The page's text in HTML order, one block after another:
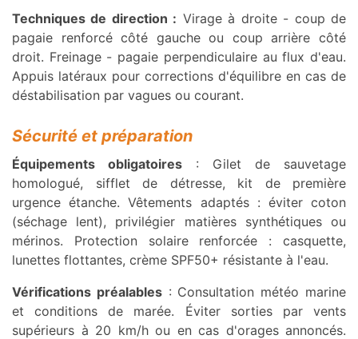
Techniques de direction : Virage à droite - coup de
pagaie renforcé côté gauche ou coup arrière côté
droit. Freinage - pagaie perpendiculaire au flux d'eau.
Appuis latéraux pour corrections d'équilibre en cas de
déstabilisation par vagues ou courant.
Sécurité et préparation
Équipements obligatoires : Gilet de sauvetage
homologué, sifflet de détresse, kit de première
urgence étanche. Vêtements adaptés : éviter coton
(séchage lent), privilégier matières synthétiques ou
mérinos. Protection solaire renforcée : casquette,
lunettes flottantes, crème SPF50+ résistante à l'eau.
Vérifications préalables: Consultation météo marine
et conditions de marée. Éviter sorties par vents
supérieurs à 20 km/h ou en cas d'orages annoncés.